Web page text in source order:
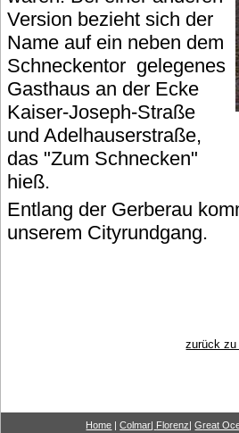
Version bezieht sich der
Name auf ein neben dem
Schneckentor gelegenes
Gasthaus an der Ecke
Kaiser-Joseph-Straße
und Adelhauserstraße,
das "Zum Schnecken"
hieß.
Entlang der Gerberau
unserem Cityrundgang.
zurück
Home |Colmar| Florenz|Great